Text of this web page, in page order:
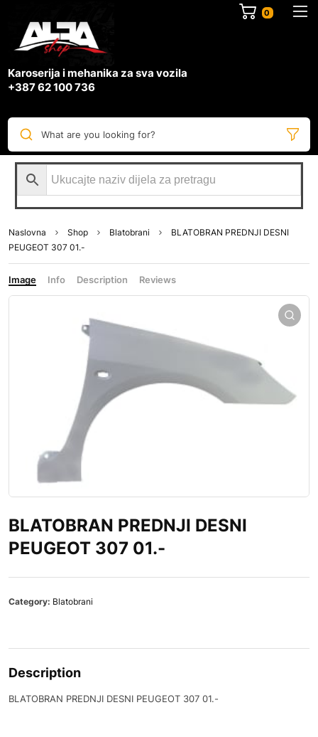
0
Karoserija i mehanika za sva vozila
+387 62 100 736
What are you looking for?
Naslovna Shop Blatobrani
BLATOBRAN PREDNJI DESNI
PEUGEOT 307 01.-
Image Info Description Reviews
BLATOBRAN PREDNJI DESNI
PEUGEOT 307 01.-
Category: Blatobrani
Description
BLATOBRAN PREDNJI DESNI PEUGEOT 307 01.-